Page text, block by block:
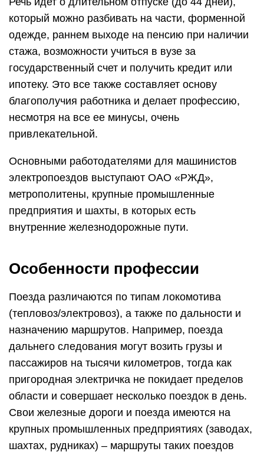
который можно разбивать на части, форменной
одежде, раннем выходе на пенсию при наличии
стажа, возможности учиться в вузе за
государственный счет и получить кредит или
ипотеку. Это все также составляет основу
благополучия работника и делает профессию,
несмотря на все ее минусы, очень
привлекательной.
Основными работодателями для машинистов
электропоездов выступают ОАО «РЖД»,
метрополитены, крупные промышленные
предприятия и шахты, в которых есть
внутренние железнодорожные пути.
Особенности профессии
Поезда различаются по типам локомотива
(тепловоз/электровоз), а также по дальности и
назначению маршрутов. Например, поезда
дальнего следования могут возить грузы и
пассажиров на тысячи километров, тогда как
пригородная электричка не покидает пределов
области и совершает несколько поездок в день.
Свои железные дороги и поезда имеются на
крупных промышленных предприятиях (заводах,
шахтах, рудниках) – маршруты таких поездов